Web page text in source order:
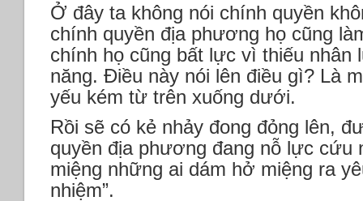
Ở đây ta không nói chính quyền
chính quyền địa phương họ cũng
chính họ cũng bất lực vì thiếu nhân
năng. Điều này nói lên điều gì? Là
yếu kém từ trên xuống dưới.
Rồi sẽ có kẻ nhảy đong đỏng lên,
quyền địa phương đang nỗ lực cứu
miệng những ai dám hở miệng ra
nhiệm”.